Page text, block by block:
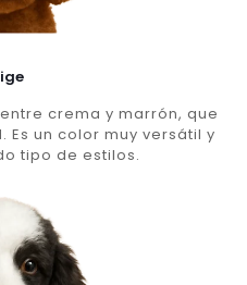
crema y marrón, que
un color muy versátil y
tipo de estilos.